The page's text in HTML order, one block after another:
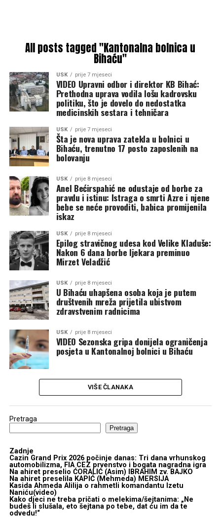
All posts tagged "Kantonalna bolnica u
Bihaću"
USK prije 7 mjeseci
VIDEO Upravni odbor i direktor KB Bihać:
Prethodna uprava vodila lošu kadrovsku
politiku, što je dovelo do nedostatka
medicinskih sestara i tehničara
USK prije 7 mjeseci
Šta je nova uprava zatekla u bolnici u
Bihaću, trenutno 17 posto zaposlenih na
bolovanju
USK prije 8 mjeseci
Anel Bećirspahić ne odustaje od borbe za
pravdu i istinu: Istraga o smrti Azre i njene
bebe se neće provoditi, babica promijenila
iskaz
USK prije 8 mjeseci
Epilog stravičnog udesa kod Velike Kladuše:
Nakon 6 dana borbe ljekara preminuo
Mirzet Veladžić
USK prije 8 mjeseci
U Bihaću uhapšena osoba koja je putem
društvenih mreža prijetila ubistvom
zdravstvenim radnicima
USK prije 8 mjeseci
VIDEO Sezonska gripa donijela ograničenja
posjeta u Kantonalnoj bolnici u Bihaću
VIŠE ČLANAKA
Pretraga
Pretraga
Zadnje
Cazin Grand Prix 2026 počinje danas: Tri dana vrhunskog
automobilizma, FIA CEZ prvenstvo i bogata nagradna igra
Na ahiret preselio ĆORALIĆ (Asim) IBRAHIM zv. BAJKO
Na ahiret preselila KAPIĆ (Mehmeda) MERSIJA
Kasida Ahmeda Alilija o rahmetli komandantu Izetu
Naniću(video)
Kako djeci ne treba pričati o melekima/šejtanima: „Ne
budeš li slušala, eto šejtana po tebe, dat ću im da te
odvedu!“